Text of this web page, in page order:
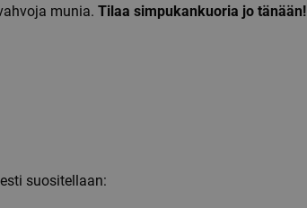
munia. Tilaa simpukankuoria jo tänään!
suositellaan: